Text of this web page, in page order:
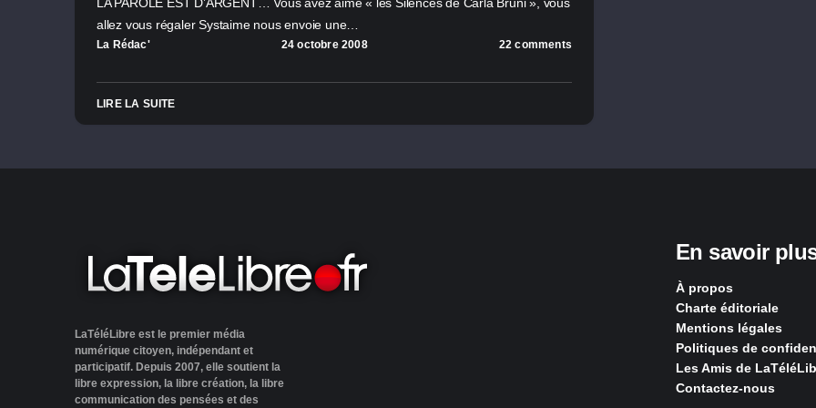
allez vous régaler Systaime nous envoie une…
La Rédac' 24 octobre 2008 22 comments
LIRE LA SUITE
LaTéléLibre est le premier média
numérique citoyen, indépendant et
participatif. Depuis 2007, elle soutient la
libre expression, la libre création, la libre
communication des pensées et des
En savoir
À propos
Charte éditoriale
Mentions légales
Politiques de
Les Amis de
Contactez-nous